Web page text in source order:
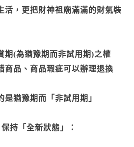
活，更把財神祖廟滿滿的財氣裝
期(為猶豫期而非試用期)之權
商品、商品瑕疵可以辦理退換
是猶豫期而「非試用期」
持「全新狀態」：